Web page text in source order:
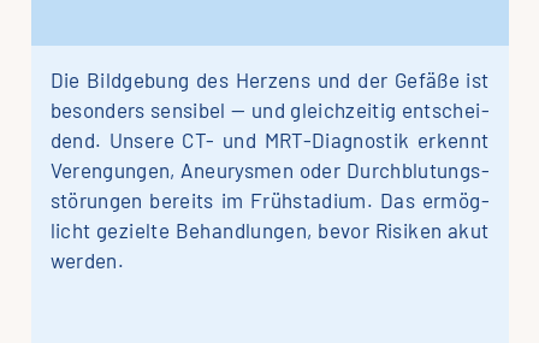
Die Bild­ge­bung des Her­zens und der Gefä­ße ist
be­sonders sen­si­bel — und gleich­zeitig ent­schei­
dend. Unse­re CT- und MRT-Dia­­gnos­­tik er­kennt
Ver­engungen, Aneu­rys­men oder Durch­blu­tungs­
störungen be­reits im Früh­stadium. Das er­mög­
licht ge­zielte Be­handlungen, bevor Risi­ken akut
werden.